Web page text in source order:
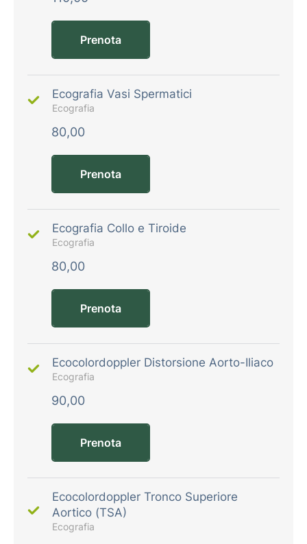
Prenota
Ecografia Vasi Spermatici
Ecografia
80,00
Prenota
Ecografia Collo e Tiroide
Ecografia
80,00
Prenota
Ecocolordoppler Distorsione Aorto-Iliaco
Ecografia
90,00
Prenota
Ecocolordoppler Tronco Superiore
Aortico (TSA)
Ecografia